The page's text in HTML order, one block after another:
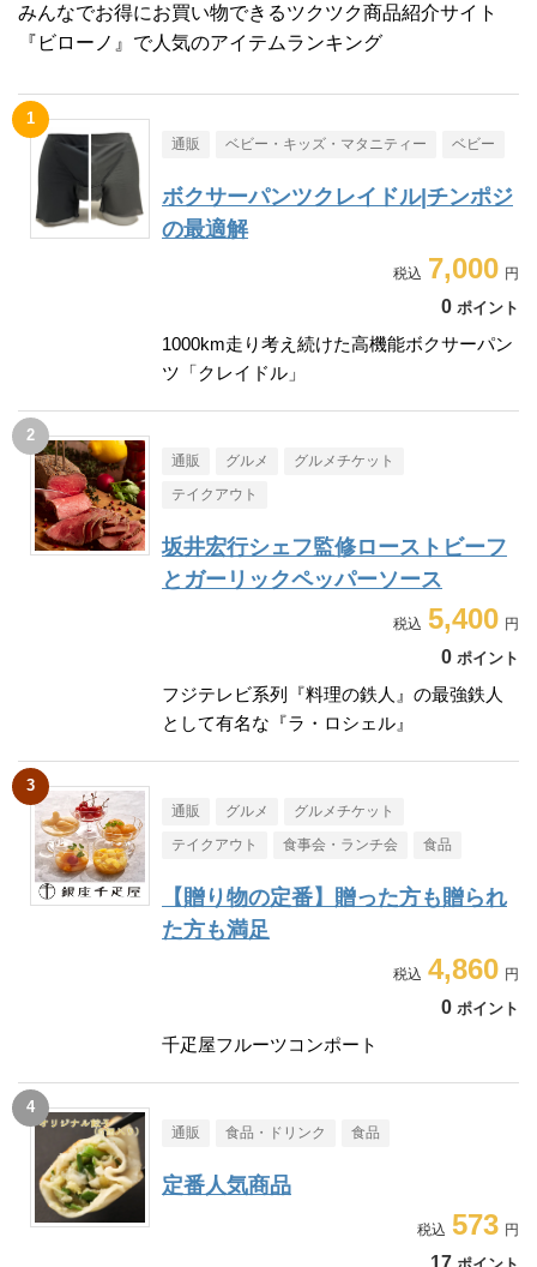
みんなでお得にお買い物できるツクツク商品紹介サイト
『ビローノ』で人気のアイテムランキング
通販 ベビー・キッズ・マタニティー ベビー
ボクサーパンツクレイドル|チンポジ
の最適解
7,000
0 ポイント
1000km走り考え続けた高機能ボクサーパン
ツ「クレイドル」
通販 グルメ グルメチケット
テイクアウト
坂井宏行シェフ監修ローストビーフ
とガーリックペッパーソース
5,400
0 ポイント
フジテレビ系列『料理の鉄人』の最強鉄人
として有名な『ラ・ロシェル』
通販 グルメ グルメチケット
テイクアウト 食事会・ランチ会 食品
【贈り物の定番】贈った方も贈られ
た方も満足
4,860
0 ポイント
千疋屋フルーツコンポート
通販 食品・ドリンク 食品
定番人気商品
573
17